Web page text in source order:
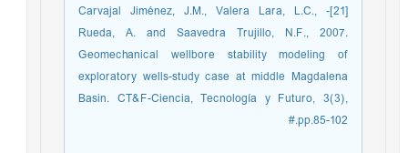
[21]- Carvajal Jiménez, J.M., Valera Lara, L.C.,
Rueda, A. and Saavedra Trujillo, N.F., 2007.
Geomechanical wellbore stability modeling of
exploratory wells-study case at middle Magdalena
Basin. CT&F-Ciencia, Tecnología y Futuro, 3(3),
pp.85-102.#